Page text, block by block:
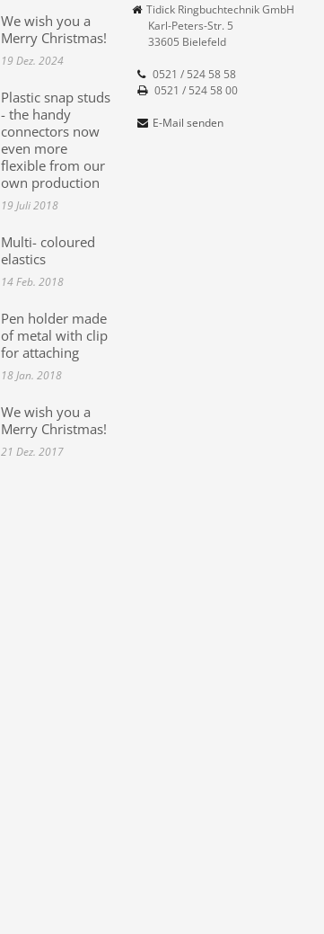
We wish you a
Merry Christmas!
19 Dez. 2024
Plastic snap studs
- the handy
connectors now
even more
flexible from our
own production
19 Juli 2018
Multi- coloured
elastics
14 Feb. 2018
Pen holder made
of metal with clip
for attaching
18 Jan. 2018
We wish you a
Merry Christmas!
21 Dez. 2017
Tidick Ringbuchtechnik GmbH
Karl-Peters-Str. 5
33605 Bielefeld
0521 / 524 58 58
0521 / 524 58 00
E-Mail senden